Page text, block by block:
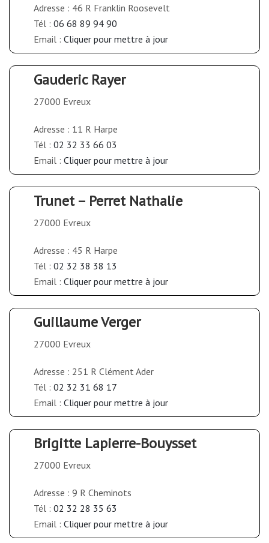
Adresse : 46 R Franklin Roosevelt
Tél : 06 68 89 94 90
Email : Cliquer pour mettre à jour
Gauderic Rayer
27000 Evreux
Adresse : 11 R Harpe
Tél : 02 32 33 66 03
Email : Cliquer pour mettre à jour
Trunet – Perret Nathalie
27000 Evreux
Adresse : 45 R Harpe
Tél : 02 32 38 38 13
Email : Cliquer pour mettre à jour
Guillaume Verger
27000 Evreux
Adresse : 251 R Clément Ader
Tél : 02 32 31 68 17
Email : Cliquer pour mettre à jour
Brigitte Lapierre-Bouysset
27000 Evreux
Adresse : 9 R Cheminots
Tél : 02 32 28 35 63
Email : Cliquer pour mettre à jour